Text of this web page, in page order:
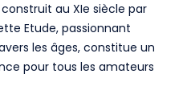
au XIe siècle par
Etude, passionnant
les âges, constitue un
pour tous les amateurs